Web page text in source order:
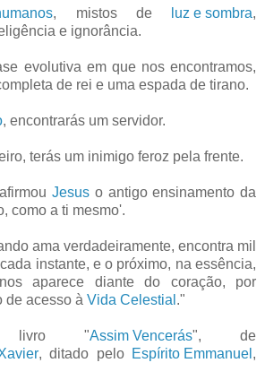
, mistos de luz e sombra,
e ignorância.
evolutiva em que nos encontramos,
de rei e uma espada de tirano.
, encontrarás um servidor.
terás um inimigo feroz pela frente.
Jesus o antigo ensinamento da
como a ti mesmo'.
ama verdadeiramente, encontra mil
instante, e o próximo, na essência,
aparece diante do coração, por
de acesso à Vida Celestial ."
livro "Assim Vencerás", de
, ditado pelo Espírito Emmanuel ,